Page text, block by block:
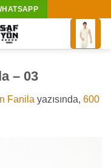
– 03
Fanila yazısında, 600